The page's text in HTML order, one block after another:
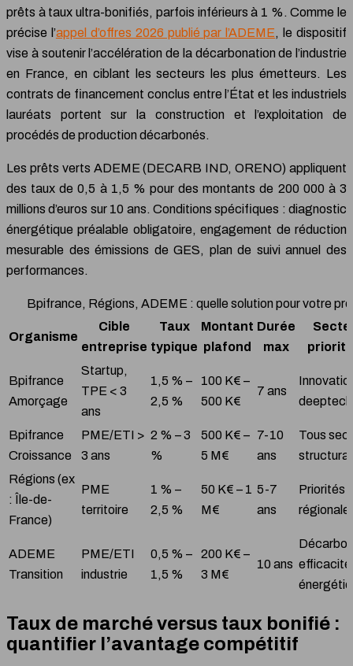
prêts à taux ultra-bonifiés, parfois inférieurs à 1 %. Comme le
précise l’appel d’offres 2026 publié par l’ADEME, le dispositif
vise à soutenir l’accélération de la décarbonation de l’industrie
en France, en ciblant les secteurs les plus émetteurs. Les
contrats de financement conclus entre l’État et les industriels
lauréats portent sur la construction et l’exploitation de
procédés de production décarbonés.
Les prêts verts ADEME (DECARB IND, ORENO) appliquent
des taux de 0,5 à 1,5 % pour des montants de 200 000 à 3
millions d’euros sur 10 ans. Conditions spécifiques : diagnostic
énergétique préalable obligatoire, engagement de réduction
mesurable des émissions de GES, plan de suivi annuel des
performances.
Bpifrance, Régions, ADEME : quelle solution pour votre
Organisme
Cible
entreprise
Taux
typique
Montant
plafond
Durée
max
Bpifrance
Amorçage
Startup,
TPE < 3
ans
1,5 % –
2,5 %
100 K€ –
500 K€
7 ans
deeptech
Bpifrance
Croissance
PME/ETI >
3 ans
2 % – 3
%
500 K€ –
5 M€
7-10
ans
Tous
Régions (ex
: Île-de-
France)
PME
territoire
1 % –
2,5 %
50 K€ – 1
M€
5-7
ans
Priorités
ADEME
Transition
PME/ETI
industrie
0,5 % –
1,5 %
200 K€ –
3 M€
10 ans efficacité
Taux de marché versus taux bonifié :
quantifier l’avantage compétitif